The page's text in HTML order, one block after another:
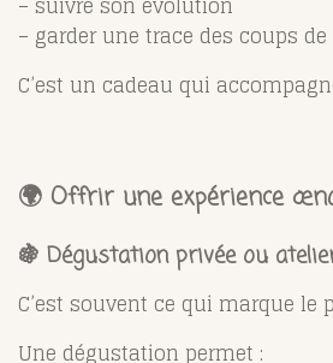
– garder une trace des coups
C’est un cadeau qui
🌍 Offrir une expérience
🍇 Dégustation privée ou
C’est souvent ce qui marque le
Une dégustation permet :